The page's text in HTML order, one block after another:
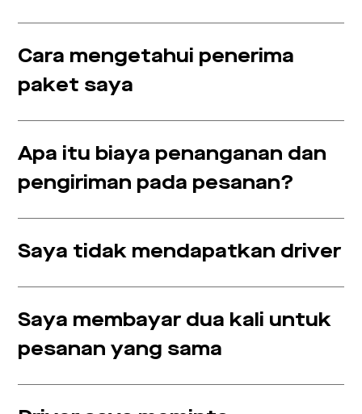
Cara mengetahui penerima
paket saya
Apa itu biaya penanganan dan
pengiriman pada pesanan?
Saya tidak mendapatkan driver
Saya membayar dua kali untuk
pesanan yang sama